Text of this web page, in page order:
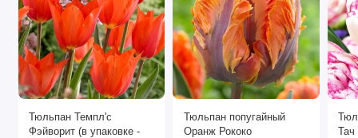
Тюльпан Темпл'с
Фэйворит (в упаковке -
Тюльпан попугайный
Оранж Рококо
Тач